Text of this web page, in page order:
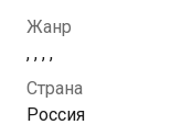
Жанр
, , , ,
Страна
Россия